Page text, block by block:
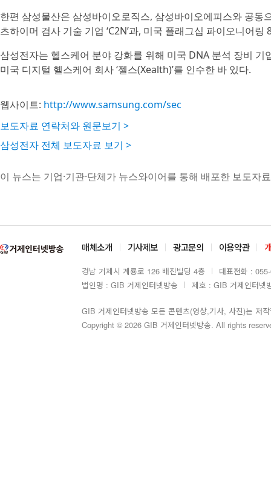
한편 삼성물산은 삼성바이오로직스, 삼성바이오에피스와 공
츠하이머 검사 기술 기업 ‘C2N’과, 미국 플래그십 파이오니어
삼성전자는 헬스케어 분야 강화를 위해 미국 DNA 분석 장비 기
미국 디지털 헬스케어 회사 ‘젤스(Xealth)’를 인수한 바 있다.
웹사이트: http://www.samsung.com/sec
보도자료 연락처와 원문보기 >
삼성전자 전체 보도자료 보기 >
이 뉴스는 기업·기관·단체가 뉴스와이어를 통해 배포한 보도자